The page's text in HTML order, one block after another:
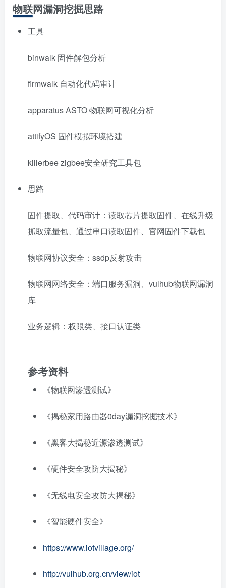
物联网漏洞挖掘思路
工具
binwalk 固件解包分析
firmwalk 自动化代码审计
apparatus ASTO 物联网可视化分析
attifyOS 固件模拟环境搭建
killerbee zigbee安全研究工具包
思路
固件提取、代码审计：读取芯片提取固件、在线升级
抓取流量包、通过串口读取固件、官网固件下载包
物联网协议安全：ssdp反射攻击
物联网网络安全：端口服务漏洞、vulhub物联网漏洞
库
业务逻辑：权限类、接口认证类
参考资料
《物联网渗透测试》
《揭秘家用路由器0day漏洞挖掘技术》
《黑客大揭秘近源渗透测试》
《硬件安全攻防大揭秘》
《无线电安全攻防大揭秘》
《智能硬件安全》
https://www.iotvillage.org/
http://vulhub.org.cn/view/iot